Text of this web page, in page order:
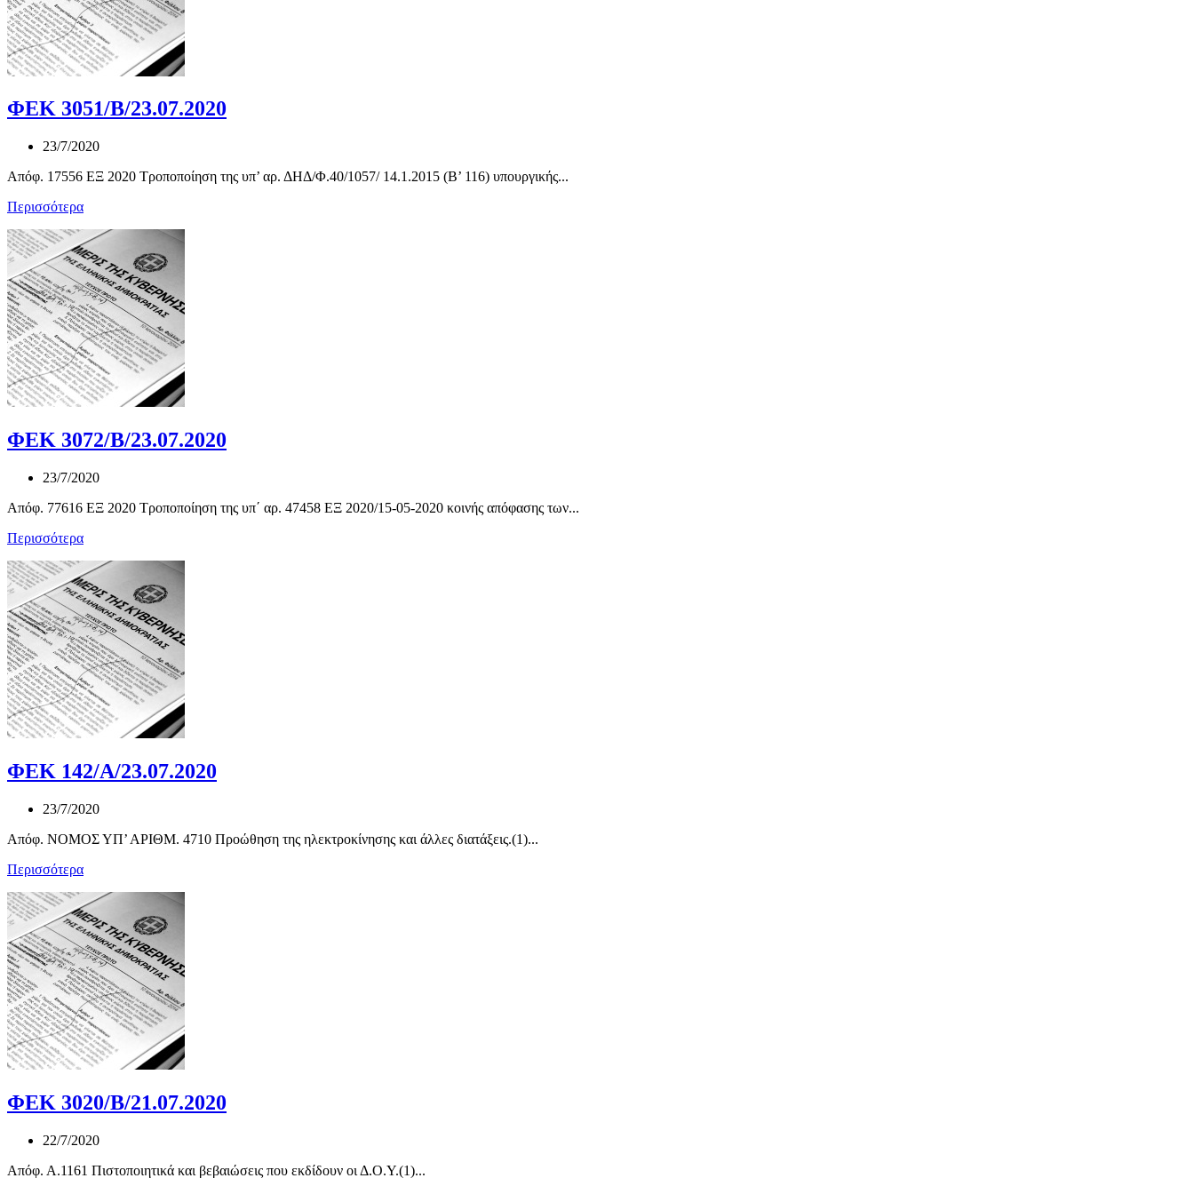
ΦΕΚ 3051/Β/23.07.2020
23/7/2020
Απόφ. 17556 ΕΞ 2020 Τροποποίηση της υπ’ αρ. ΔΗΔ/Φ.40/1057/ 14.1.2015 (Β’ 116) υπουργικής...
Περισσότερα
ΦΕΚ 3072/Β/23.07.2020
23/7/2020
Απόφ. 77616 ΕΞ 2020 Τροποποίηση της υπ΄ αρ. 47458 ΕΞ 2020/15-05-2020 κοινής απόφασης των...
Περισσότερα
ΦΕΚ 142/Α/23.07.2020
23/7/2020
Απόφ. NOMOΣ ΥΠ’ ΑΡΙΘΜ. 4710 Προώθηση της ηλεκτροκίνησης και άλλες διατάξεις.(1)...
Περισσότερα
ΦΕΚ 3020/Β/21.07.2020
22/7/2020
Απόφ. Α.1161 Πιστοποιητικά και βεβαιώσεις που εκδίδουν οι Δ.Ο.Υ.(1)...